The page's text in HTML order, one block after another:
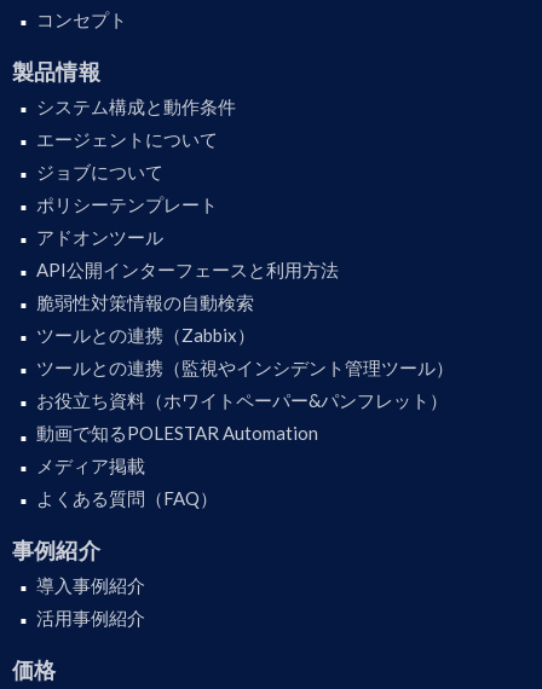
コンセプト
製品情報
システム構成と動作条件
エージェントについて
ジョブについて
ポリシーテンプレート
アドオンツール
API公開インターフェースと利用方法
脆弱性対策情報の自動検索
ツールとの連携（Zabbix）
ツールとの連携（監視やインシデント管理ツール）
お役立ち資料（ホワイトペーパー&パンフレット）
動画で知るPOLESTAR Automation
メディア掲載
よくある質問（FAQ）
事例紹介
導入事例紹介
活用事例紹介
価格